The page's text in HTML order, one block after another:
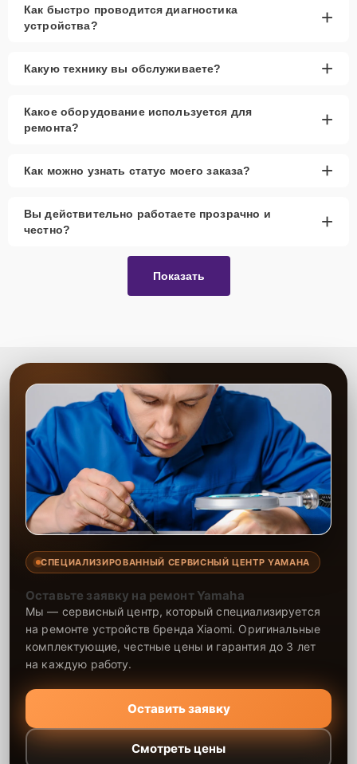
Как быстро проводится диагностика
устройства?
+
Какую технику вы обслуживаете? +
Какое оборудование используется для
ремонта?
+
Как можно узнать статус моего заказа? +
Вы действительно работаете прозрачно и
честно?
+
Показать
СПЕЦИАЛИЗИРОВАННЫЙ СЕРВИСНЫЙ ЦЕНТР YAMAHA
Оставьте заявку на ремонт Yamaha
Мы — сервисный центр, который специализируется
на ремонте устройств бренда Xiaomi. Оригинальные
комплектующие, честные цены и гарантия до 3 лет
на каждую работу.
Оставить заявку
Смотреть цены